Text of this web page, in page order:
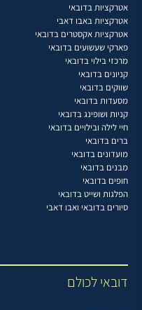
אטרקציות בדובאי
אטרקציות באבו דאבי
אטרקציות אקסטרים בדובאי
פארקי שעשועים בדובאי
מרכזי בילוי בדובאי
קניונים בדובאי
שווקים בדובאי
מסעדות בדובאי
קניות ושופינג בדובאי
חיי לילה ובילויים בדובאי
ברים בדובאי
מועדונים בדובאי
מבנים בדובאי
חופים בדובאי
הפלגות ושייט בדובאי
סיורים בדובאי ואבו דאבי
דובאי לכולם